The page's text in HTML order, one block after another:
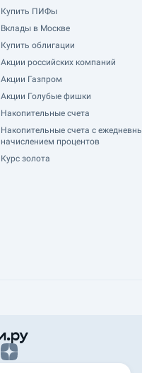
Купить ПИФы
Вклады в Москве
Купить облигации
Акции российских компаний
Акции Газпром
Акции Голубые фишки
Накопительные счета
Накопительные счета с
начислением процентов
Курс золота